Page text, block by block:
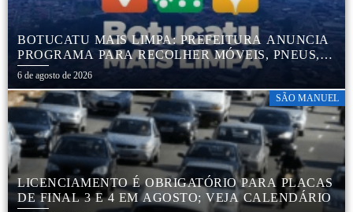
BOTUCATU MAIS LIMPA: PREFEITURA ANUNCIA
PROGRAMA PARA RECOLHER MÓVEIS, PNEUS,
COLCHÕES E OUTROS MATERIAIS SEM USO
6 de agosto de 2026
SÃO MANUEL
LICENCIAMENTO É OBRIGATÓRIO PARA PLACAS
DE FINAL 3 E 4 EM AGOSTO; VEJA CALENDÁRIO